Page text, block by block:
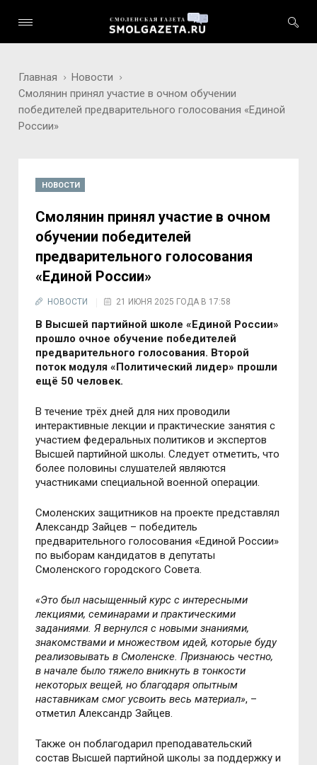
Главная
Новости
Смолянин принял участие в очном обучении
победителей предварительного голосования «Единой
России»
НОВОСТИ
Смолянин принял участие в очном
обучении победителей
предварительного голосования
«Единой России»
НОВОСТИ 21 ИЮНЯ 2025 ГОДА В 17:58
В Высшей партийной школе «Единой России»
прошло очное обучение победителей
предварительного голосования. Второй
поток модуля «Политический лидер» прошли
ещё 50 человек.
В течение трёх дней для них проводили
интерактивные лекции и практические занятия с
участием федеральных политиков и экспертов
Высшей партийной школы. Следует отметить, что
более половины слушателей являются
участниками специальной военной операции.
Смоленских защитников на проекте представлял
Александр Зайцев – победитель
предварительного голосования «Единой России»
по выборам кандидатов в депутаты
Смоленского городского Совета.
«Это был насыщенный курс с интересными
лекциями, семинарами и практическими
заданиями. Я вернулся с новыми знаниями,
знакомствами и множеством идей, которые буду
реализовывать в Смоленске. Признаюсь честно,
в начале было тяжело вникнуть в тонкости
некоторых вещей, но благодаря опытным
наставникам смог усвоить весь материал», –
отметил Александр Зайцев.
Также он поблагодарил преподавательский
состав Высшей партийной школы за поддержку и